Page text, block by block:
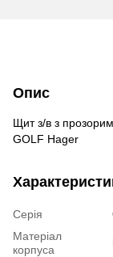
Опис
Щит з/в з
GOLF Hager
Серія
Матеріал
корпуса